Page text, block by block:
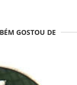
GOSTOU DE